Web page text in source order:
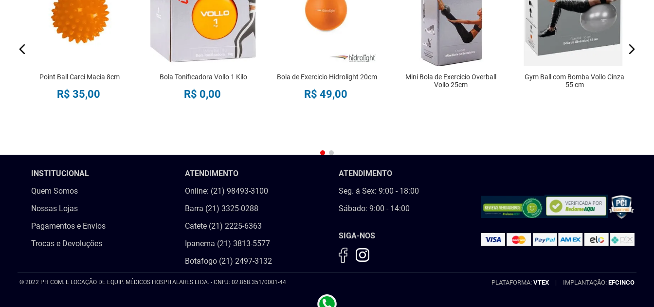
Point Ball Carci Macia 8cm
R$ 35,00
Bola Tonificadora Vollo 1 Kilo
R$ 0,00
Bola de Exercicio Hidrolight 20cm
R$ 49,00
Mini Bola de Exercicio Overball
Vollo 25cm
Gym Ball com Bomba Vollo Cinza
55 cm
INSTITUCIONAL
Quem Somos
Nossas Lojas
Pagamentos e Envios
Trocas e Devoluções
ATENDIMENTO
Online: (21) 98493-3100
Barra (21) 3325-0288
Catete (21) 2225-6363
Ipanema (21) 3813-5577
Botafogo (21) 2497-3132
ATENDIMENTO
Seg. á Sex: 9:00 - 18:00
Sábado: 9:00 - 14:00
SIGA-NOS
© 2022 PH COM. E LOCAÇÃO DE EQUIP. MÉDICOS HOSPITALARES LTDA. - CNPJ: 02.868.351/0001-44 PLATAFORMA: VTEX | IMPLANTAÇÃO: EFCINCO